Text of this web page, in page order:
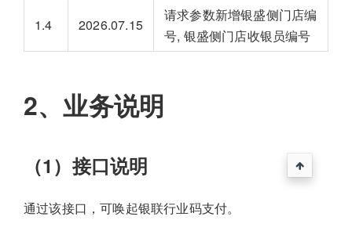
1.4 2026.07.15
请求参数新增银盛侧门店编
号, 银盛侧门店收银员编号
2、业务说明
（1）接口说明
通过该接口，可唤起银联行业码支付。